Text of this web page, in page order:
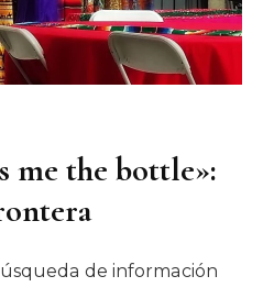
me the bottle»:
de información